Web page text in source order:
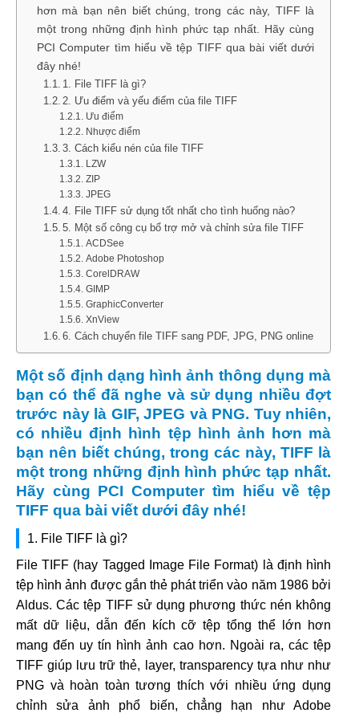
hơn mà bạn nên biết chúng, trong các này, TIFF là
một trong những định hình phức tạp nhất. Hãy cùng
PCI Computer tìm hiểu về tệp TIFF qua bài viết dưới
đây nhé!
1. File TIFF là gì?
2. Ưu điểm và yếu điểm của file TIFF
Ưu điểm
Nhược điểm
3. Cách kiểu nén của file TIFF
LZW
ZIP
JPEG
4. File TIFF sử dụng tốt nhất cho tình huống nào?
5. Một số công cụ bổ trợ mở và chỉnh sửa file TIFF
ACDSee
Adobe Photoshop
CorelDRAW
GIMP
GraphicConverter
XnView
6. Cách chuyển file TIFF sang PDF, JPG, PNG online
Một số định dạng hình ảnh thông dụng mà
bạn có thể đã nghe và sử dụng nhiều đợt
trước này là GIF, JPEG và PNG. Tuy nhiên,
có nhiều định hình tệp hình ảnh hơn mà
bạn nên biết chúng, trong các này, TIFF là
một trong những định hình phức tạp nhất.
Hãy cùng PCI Computer tìm hiểu về tệp
TIFF qua bài viết dưới đây nhé!
1. File TIFF là gì?
File TIFF (hay Tagged Image File Format) là định hình
tệp hình ảnh được gắn thẻ phát triển vào năm 1986 bởi
Aldus. Các tệp TIFF sử dụng phương thức nén không
mất dữ liệu, dẫn đến kích cỡ tệp tổng thể lớn hơn
mang đến uy tín hình ảnh cao hơn. Ngoài ra, các tệp
TIFF giúp lưu trữ thẻ, layer, transparency tựa như như
PNG và hoàn toàn tương thích với nhiều ứng dụng
chỉnh sửa ảnh phổ biến, chẳng hạn như Adobe